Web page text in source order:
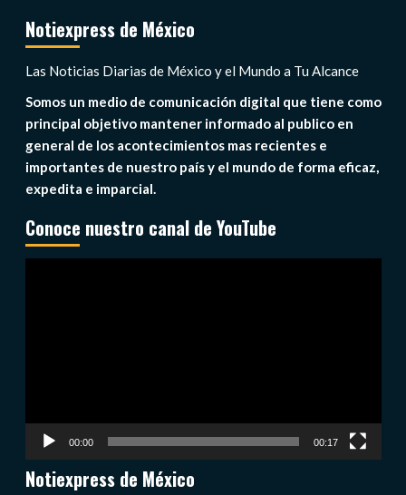
Notiexpress de México
Las Noticias Diarias de México y el Mundo a Tu Alcance
Somos un medio de comunicación digital que tiene como
principal objetivo mantener informado al publico en
general de los acontecimientos mas recientes e
importantes de nuestro país y el mundo de forma eficaz,
expedita e imparcial.
Conoce nuestro canal de YouTube
00:00 00:17
Notiexpress de México